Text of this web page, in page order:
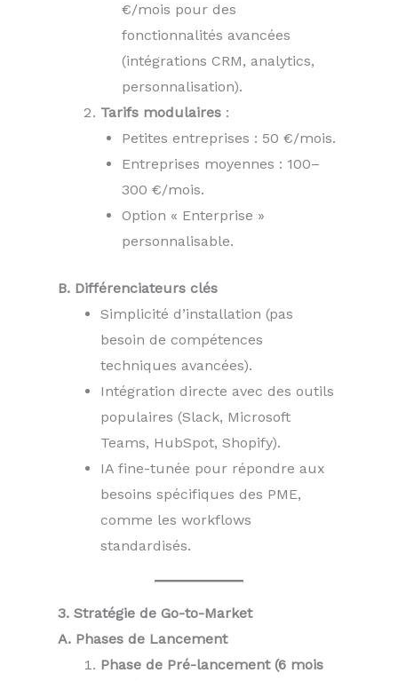
€/mois pour des
fonctionnalités avancées
(intégrations CRM, analytics,
personnalisation).
Tarifs modulaires :
Petites entreprises : 50 €/mois.
Entreprises moyennes : 100–
300 €/mois.
Option « Enterprise »
personnalisable.
B. Différenciateurs clés
Simplicité d’installation (pas
besoin de compétences
techniques avancées).
Intégration directe avec des outils
populaires (Slack, Microsoft
Teams, HubSpot, Shopify).
IA fine-tunée pour répondre aux
besoins spécifiques des PME,
comme les workflows
standardisés.
3. Stratégie de Go-to-Market
A. Phases de Lancement
Phase de Pré-lancement (6 mois